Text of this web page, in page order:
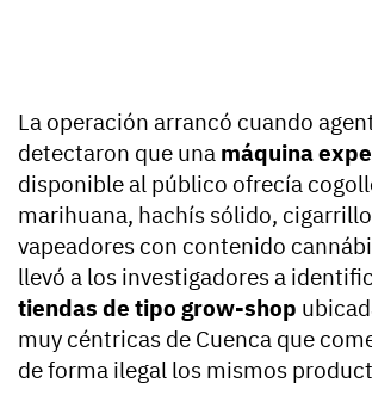
La operación arrancó cuando
detectaron que una máquina
disponible al público ofrecía
marihuana, hachís sólido,
vapeadores con contenido
llevó a los investigadores a
tiendas de tipo grow-shop
muy céntricas de Cuenca que
de forma ilegal los mismos